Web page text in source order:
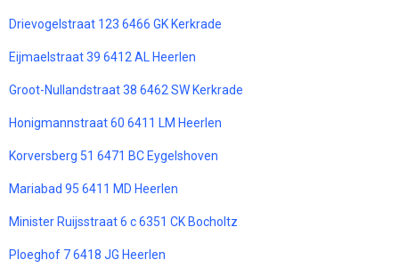
Drievogelstraat 123 6466 GK Kerkrade
Eijmaelstraat 39 6412 AL Heerlen
Groot-Nullandstraat 38 6462 SW Kerkrade
Honigmannstraat 60 6411 LM Heerlen
Korversberg 51 6471 BC Eygelshoven
Mariabad 95 6411 MD Heerlen
Minister Ruijsstraat 6 c 6351 CK Bocholtz
Ploeghof 7 6418 JG Heerlen